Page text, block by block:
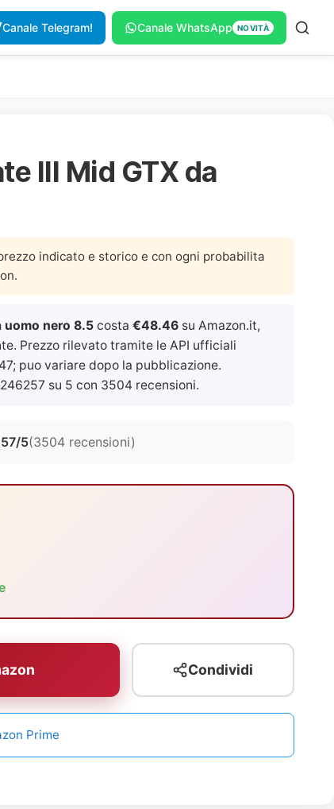
Canale Telegram! Canale WhatsApp NOVITÀ
III Mid GTX da
indicato e storico e con ogni probabilita
uomo nero 8.5costa €48.46su Amazon.it,
Prezzo rilevato tramite le API ufficiali
; puo variare dopo la pubblicazione.
su 5 con 3504 recensioni.
5(3504 recensioni)
Condividi
Prime